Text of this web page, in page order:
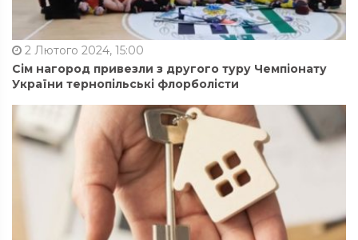
2 Лютого 2024, 15:00
Сім нагород привезли з другого туру Чемпіонату
України тернопільські флорболісти